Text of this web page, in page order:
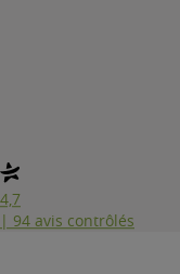
4,7
| 94 avis contrôlés